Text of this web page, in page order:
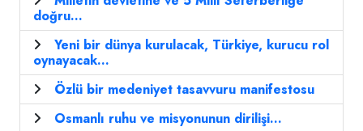
doğru...
Yeni bir dünya kurulacak, Türkiye, kurucu rol
oynayacak...
Özlü bir medeniyet tasavvuru manifestosu
Osmanlı ruhu ve misyonunun dirilişi...